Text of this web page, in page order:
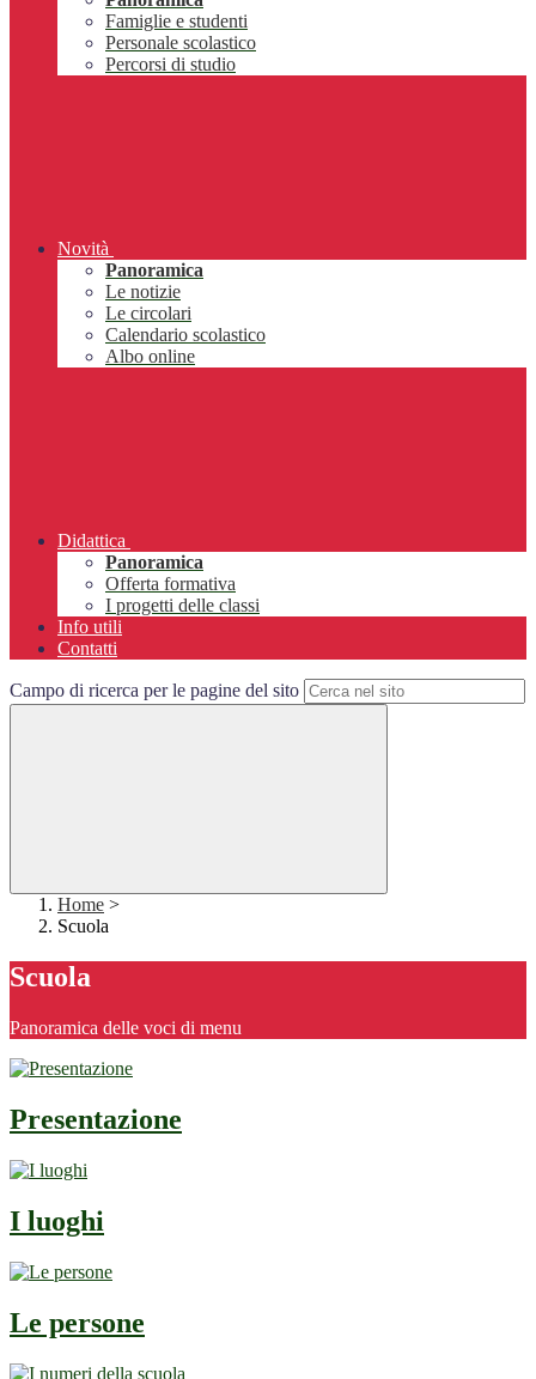
Famiglie e studenti
Personale scolastico
Percorsi di studio
Novità
Panoramica
Le notizie
Le circolari
Calendario scolastico
Albo online
Didattica
Panoramica
Offerta formativa
I progetti delle classi
Info utili
Contatti
Campo di ricerca per le pagine del sito
Home >
Scuola
Scuola
Panoramica delle voci di menu
Presentazione
I luoghi
Le persone